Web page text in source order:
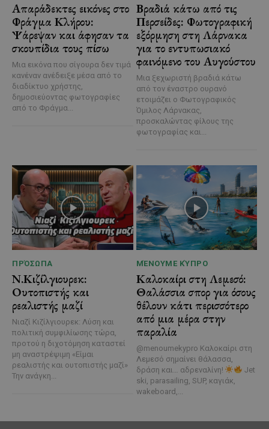
Απαράδεκτες εικόνες στο
Φράγμα Κλήρου:
Ψάρεψαν και άφησαν τα
σκουπίδια τους πίσω
Μια εικόνα που σίγουρα δεν τιμά
κανέναν ανέδειξε μέσα από το
διαδίκτυο χρήστης,
δημοσιεύοντας φωτογραφίες
από το Φράγμα...
Βραδιά κάτω από τις
Περσείδες: Φωτογραφική
εξόρμηση στη Λάρνακα
για το εντυπωσιακό
φαινόμενο του Αυγούστου
Μια ξεχωριστή βραδιά κάτω
από τον έναστρο ουρανό
ετοιμάζει ο Φωτογραφικός
Όμιλος Λάρνακας,
προσκαλώντας φίλους της
φωτογραφίας και...
ΠΡΌΣΩΠΑ
Ν.Κιζίλγιουρεκ:
Ουτοπιστής και
ρεαλιστής μαζί
Νιαζί Κιζίλγιουρεκ: Λύση και
πολιτική συμφιλίωσης τώρα,
προτού η διχοτόμηση καταστεί
μη αναστρέψιμη «Είμαι
ρεαλιστής και ουτοπιστής μαζί»
Την ανάγκη...
ΜΈΝΟΥΜΕ ΚΎΠΡΟ
Καλοκαίρι στη Λεμεσό:
Θαλάσσια σπορ για όσους
θέλουν κάτι περισσότερο
από μια μέρα στην
παραλία
@menoumekypro Καλοκαίρι στη
Λεμεσό σημαίνει θάλασσα,
δράση και… αδρεναλίνη!
Jet
ski, parasailing, SUP, καγιάκ,
wakeboard,...